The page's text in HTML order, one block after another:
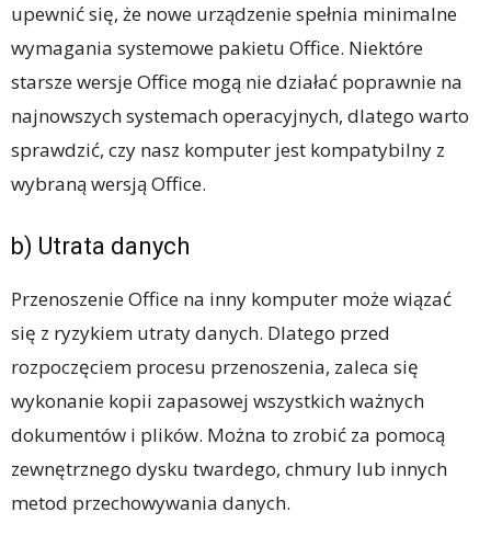
upewnić się, że nowe urządzenie spełnia minimalne
wymagania systemowe pakietu Office. Niektóre
starsze wersje Office mogą nie działać poprawnie na
najnowszych systemach operacyjnych, dlatego warto
sprawdzić, czy nasz komputer jest kompatybilny z
wybraną wersją Office.
b) Utrata danych
Przenoszenie Office na inny komputer może wiązać
się z ryzykiem utraty danych. Dlatego przed
rozpoczęciem procesu przenoszenia, zaleca się
wykonanie kopii zapasowej wszystkich ważnych
dokumentów i plików. Można to zrobić za pomocą
zewnętrznego dysku twardego, chmury lub innych
metod przechowywania danych.